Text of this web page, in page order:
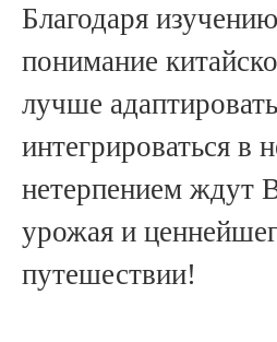
Благодаря
понимание
лучше
интегрироваться в
нетерпением ждут
урожая и
путешествии!